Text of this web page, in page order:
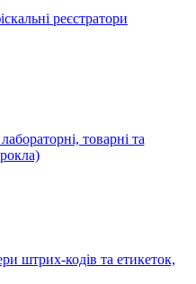
реєстратори
товарні та
штрих-кодів та етикеток,